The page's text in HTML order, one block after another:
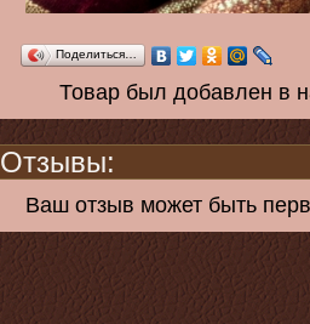
Поделиться…
Товар был добавлен в
Отзывы:
Ваш отзыв может быть